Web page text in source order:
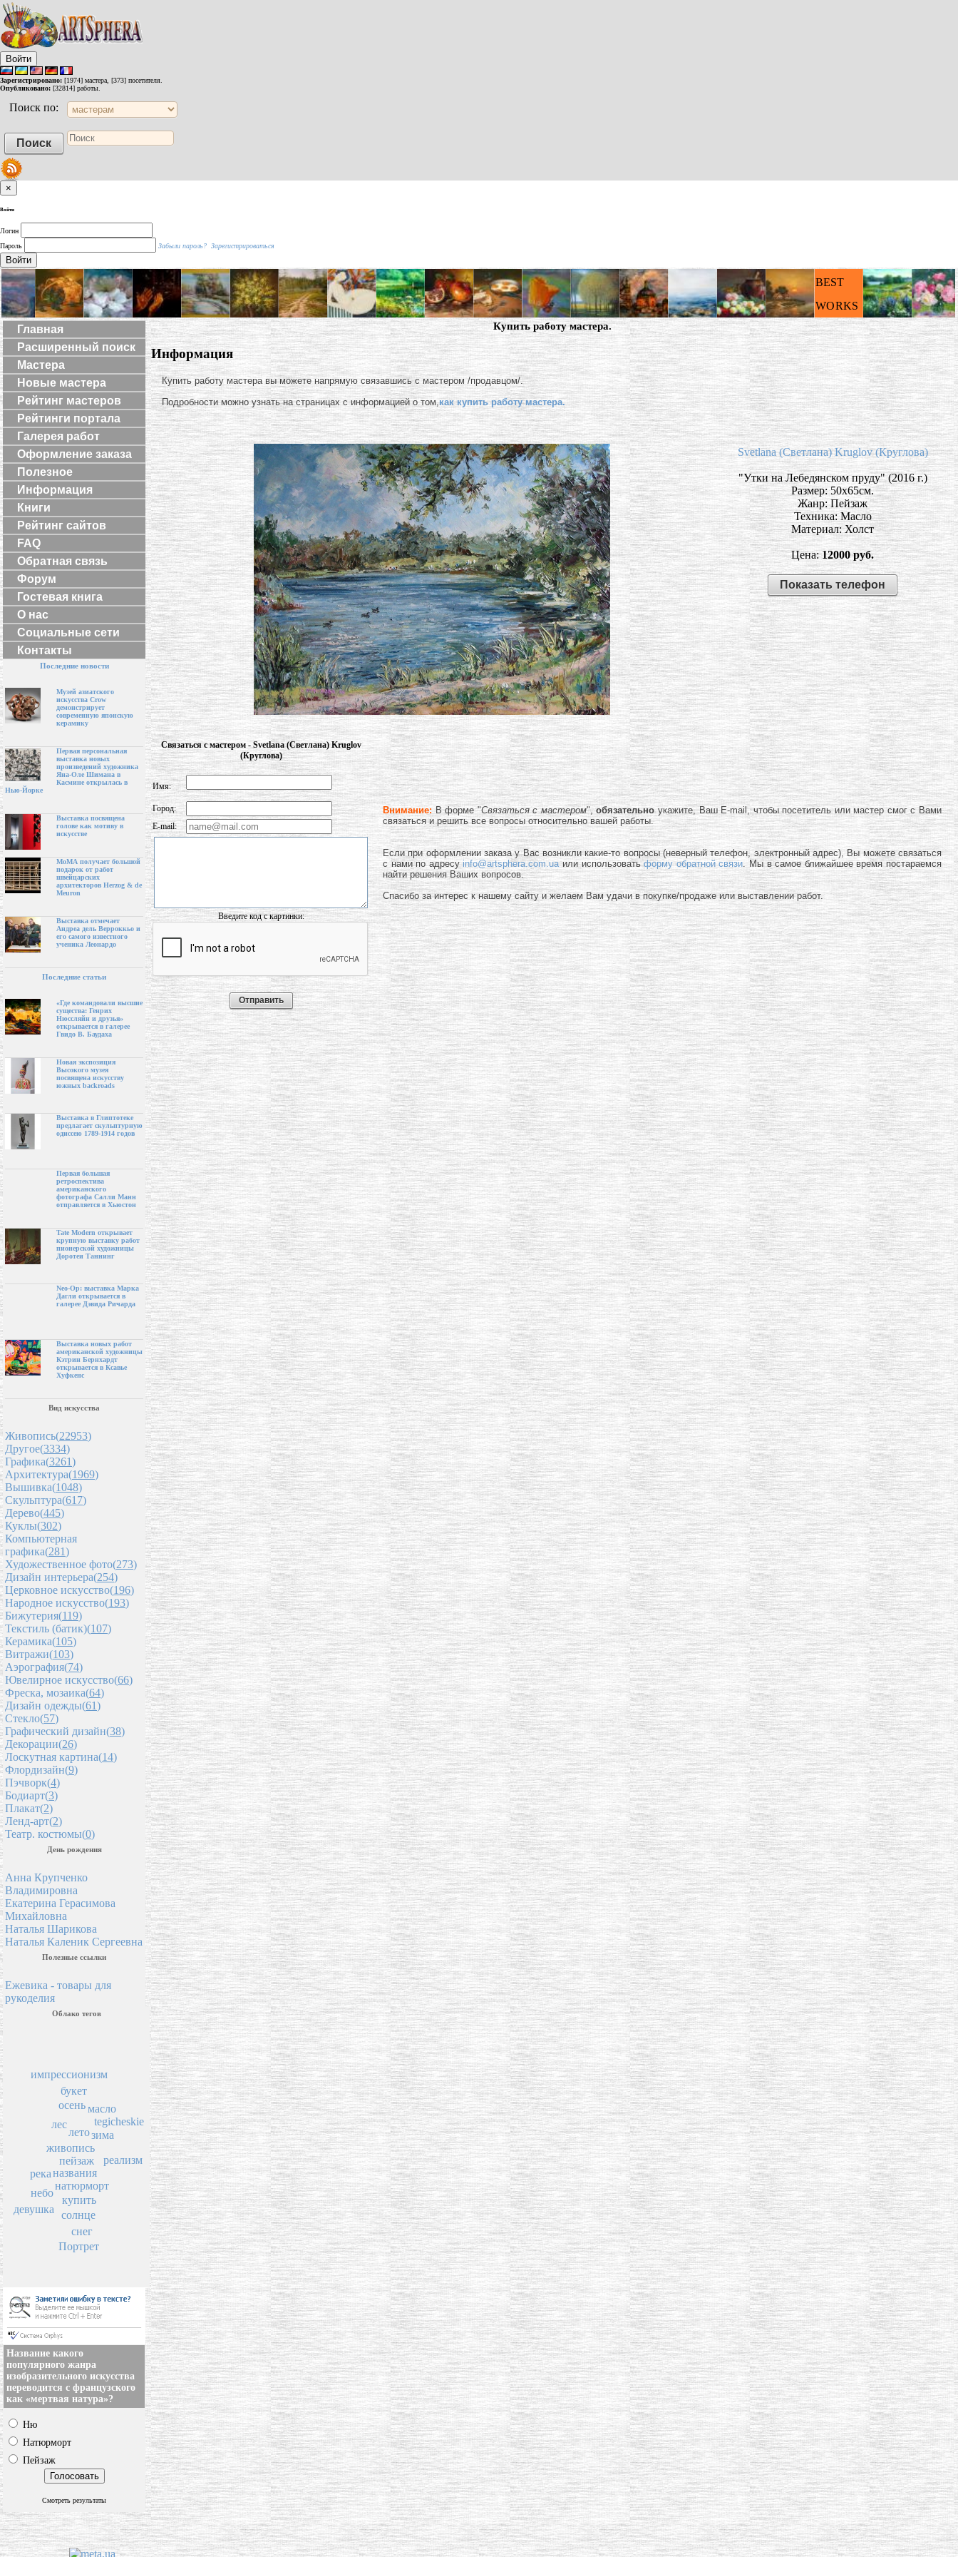
Войти
Зарегистрировано: [1974] мастера, [373] посетителя.
Опубликовано: [32814] работы.
Поиск по:
×
Войти
Логин
Пароль
Забыли пароль? Зарегистрироваться
Войти
BEST
WORKS
Главная
Расширенный поиск
Мастера
Новые мастера
Рейтинг мастеров
Рейтинги портала
Галерея работ
Оформление заказа
Полезное
Информация
Книги
Рейтинг сайтов
FAQ
Обратная связь
Форум
Гостевая книга
О нас
Социальные сети
Контакты
Последние новости
Музей азиатского
искусства Crow
демонстрирует
современную японскую
керамику
Первая персональная
выставка новых
произведений художника
Яна-Оле Шимана в
Касмине открылась в
Нью-Йорке
Выставка посвящена
голове как мотиву в
искусстве
МоМА получает большой
подарок от работ
швейцарских
архитекторов Herzog & de
Meuron
Выставка отмечает
Андреа дель Верроккьо и
его самого известного
ученика Леонардо
Последние статьи
«Где командовали высшие
существа: Генрих
Нюссляйн и друзья»
открывается в галерее
Гвидо В. Баудаха
Новая экспозиция
Высокого музея
посвящена искусству
южных backroads
Выставка в Глиптотеке
предлагает скульптурную
одиссею 1789-1914 годов
Первая большая
ретроспектива
американского
фотографа Салли Манн
отправляется в Хьюстон
Tate Modern открывает
крупную выставку работ
пионерской художницы
Доротеи Таннинг
Neo-Op: выставка Марка
Дагли открывается в
галерее Дэвида Ричарда
Выставка новых работ
американской художницы
Кэтрин Бернхардт
открывается в Ксавье
Хуфкенс
Вид искусства
Живопись(22953)
Другое(3334)
Графика(3261)
Архитектура(1969)
Вышивка(1048)
Скульптура(617)
Дерево(445)
Куклы(302)
Компьютерная
графика(281)
Художественное фото(273)
Дизайн интерьера(254)
Церковное искусство(196)
Народное искусство(193)
Бижутерия(119)
Текстиль (батик)(107)
Керамика(105)
Витражи(103)
Аэрография(74)
Ювелирное искусство(66)
Фреска, мозаика(64)
Дизайн одежды(61)
Стекло(57)
Графический дизайн(38)
Декорации(26)
Лоскутная картина(14)
Флордизайн(9)
Пэчворк(4)
Бодиарт(3)
Плакат(2)
Ленд-арт(2)
Театр. костюмы(0)
День рождения
Анна Крупченко
Владимировна
Екатерина Герасимова
Михайловна
Наталья Шарикова
Наталья Каленик Сергеевна
Полезные ссылки
Ежевика - товары для
рукоделия
Облако тегов
пейзаж
названия
живопись
лето
натюрморт
купить
солнце
лес
зима
осень
букет
масло
река
снег
tegicheskie
реализм
небо
импрессионизм
Портрет
девушка
Название какого
популярного жанра
изобразительного искусства
переводится с французского
как «мертвая натура»?
Ню
Натюрморт
Пейзаж
Смотреть результаты
Купить работу мастера.
Информация
Купить работу мастера вы можете напрямую связавшись с мастером /продавцом/.
Подробности можно узнать на страницах с информацией о том,как купить работу мастера.
Svetlana (Светлана) Kruglov (Круглова)
"Утки на Лебедянском пруду" (2016 г.)
Размер: 50х65см.
Жанр: Пейзаж
Техника: Масло
Материал: Холст
Цена:12000 руб.
Показать телефон
Связаться с мастером - Svetlana (Светлана) Kruglov
(Круглова)
Внимание: В форме "Связаться с мастером",обязательноукажите, Ваш E-mail, чтобы посетитель или мастер смог с Вами
связаться и решить все вопросы относительно вашей работы.
Если при оформлении заказа у Вас возникли какие-то вопросы (неверный телефон, электронный адрес), Вы можете связаться
с нами по адресуinfo@artsphera.com.uaили использоватьформу обратной связи . Мы в самое ближайшее время постараемся
найти решения Ваших вопросов.
Спасибо за интерес к нашему сайту и желаем Вам удачи в покупке/продаже или выставлении работ.
Имя:
Город:
E-mail:
Введите код с картинки: